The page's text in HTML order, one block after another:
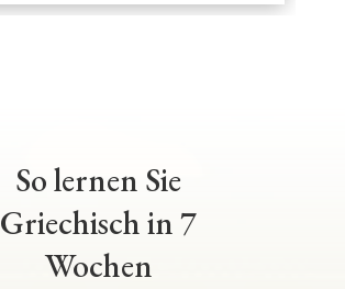
So lernen Sie
Griechisch in 7
Wochen